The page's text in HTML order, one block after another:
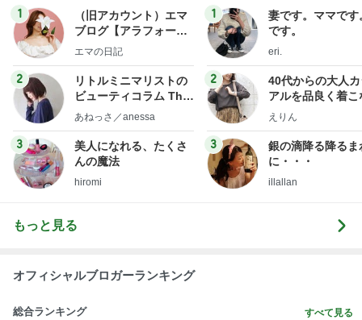
1
（旧アカウント）エマ
ブログ【アラフォー会
社売却セカンドライ
エマの日記
2
リトルミニマリストの
ビューティコラム The
little minimalist's bea
あねっさ／anessa
3
美人になれる、たくさ
んの魔法
hiromi
1
妻です。ママです
です。
eri.
2
40代からの大人
アルを品良く着こ
ファッションブロ
えりん
3
銀の滴降る降るま
に・・・
illallan
もっと見る
オフィシャルブロガーランキング
総合ランキング すべて見る